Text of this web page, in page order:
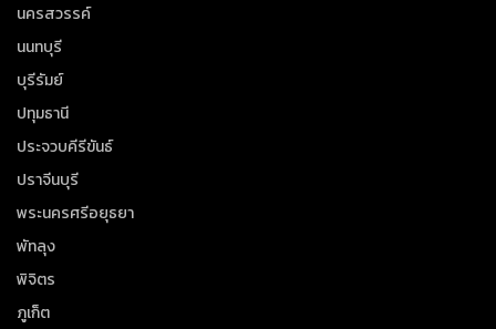
นครสวรรค์
นนทบุรี
บุรีรัมย์
ปทุมธานี
ประจวบคีรีขันธ์
ปราจีนบุรี
พระนครศรีอยุธยา
พัทลุง
พิจิตร
ภูเก็ต